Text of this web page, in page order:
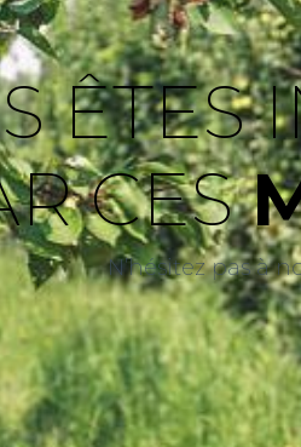
ÊTES
CES
N’hésitez pas à